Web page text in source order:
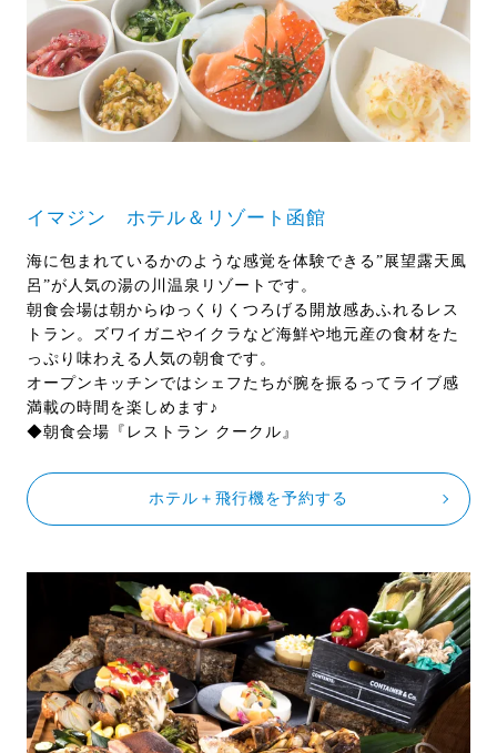
イマジン ホテル＆リゾート函館
海に包まれているかのような感覚を体験できる”展望露天風
呂”が人気の湯の川温泉リゾートです。
朝食会場は朝からゆっくりくつろげる開放感あふれるレス
トラン。ズワイガニやイクラなど海鮮や地元産の食材をた
っぷり味わえる人気の朝食です。
オープンキッチンではシェフたちが腕を振るってライブ感
満載の時間を楽しめます♪
◆朝食会場『レストラン クークル』
ホテル＋飛行機を予約する